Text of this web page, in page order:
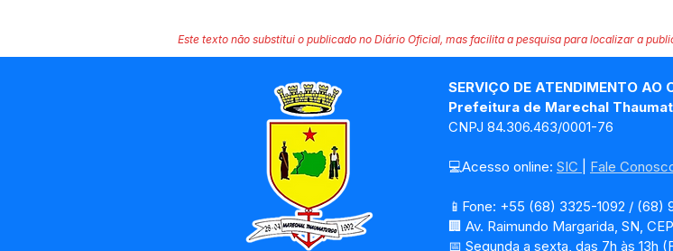
Este texto não substitui o publicado no Diário Oficial, mas facilita a pesquisa para localizar a
SERVIÇO DE ATENDIMENTO AO
Prefeitura de Marechal
CNPJ 84.306.463/0001-76
💻Acesso online: SIC Fale
📱Fone: +55 (68) 3325-1092 / (68)
🏢 Av. Raimundo Margarida, SN,
📅 Segunda a sexta, das 7h às 13h